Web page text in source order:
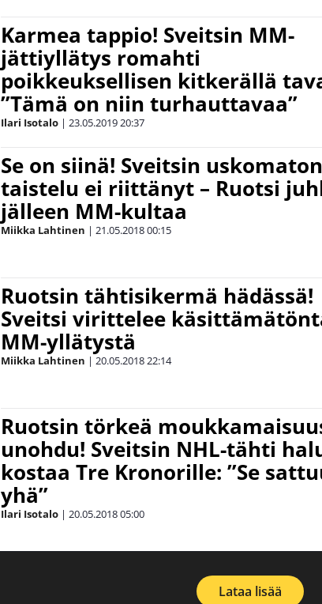
Karmea tappio! Sveitsin MM-
jättiyllätys romahti
poikkeuksellisen kitkerällä
”Tämä on niin turhauttavaa”
Ilari Isotalo | 23.05.201920:37
Se on siinä! Sveitsin uskomaton
taistelu ei riittänyt – Ruotsi
jälleen MM-kultaa
Miikka Lahtinen | 21.05.201800:15
Ruotsin tähtisikermä hädässä!
Sveitsi virittelee
MM-yllätystä
Miikka Lahtinen | 20.05.201822:14
Ruotsin törkeä
unohdu! Sveitsin NHL-tähti
kostaa Tre Kronorille: ”Se
yhä”
Ilari Isotalo | 20.05.201805:00
Lataa lisää